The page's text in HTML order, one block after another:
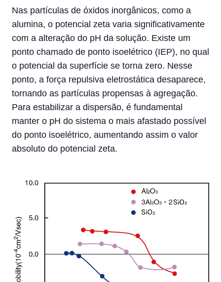
Nas partículas de óxidos inorgânicos, como a
alumina, o potencial zeta varia significativamente
com a alteração do pH da solução. Existe um
ponto chamado de ponto isoelétrico (IEP), no qual
o potencial da superfície se torna zero. Nesse
ponto, a força repulsiva eletrostática desaparece,
tornando as partículas propensas à agregação.
Para estabilizar a dispersão, é fundamental
manter o pH do sistema o mais afastado possível
do ponto isoelétrico, aumentando assim o valor
absoluto do potencial zeta.